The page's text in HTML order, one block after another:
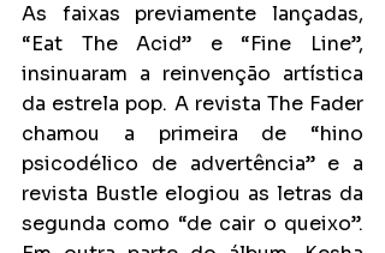
As faixas previamente lançadas,
“Eat The Acid” e “Fine Line”,
insinuaram a reinvenção artística
da estrela pop. A revista The Fader
chamou a primeira de “hino
psicodélico de advertência” e a
revista Bustle elogiou as letras da
segunda como “de cair o queixo”.